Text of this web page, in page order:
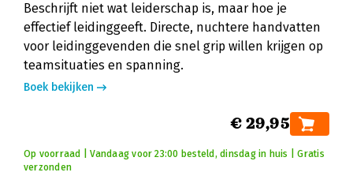
Beschrijft niet wat leiderschap is, maar hoe je
effectief leidinggeeft. Directe, nuchtere handvatten
voor leidinggevenden die snel grip willen krijgen op
teamsituaties en spanning.
Boek bekijken
€ 29,95
Op voorraad | Vandaag voor 23:00 besteld, dinsdag in huis | Gratis
verzonden